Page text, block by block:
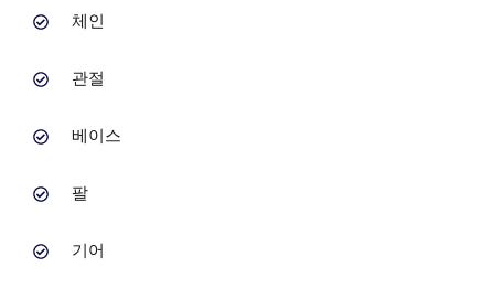
체인
관절
베이스
팔
기어